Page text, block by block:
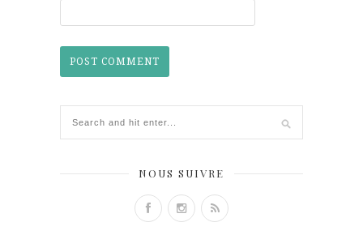
NOUS SUIVRE